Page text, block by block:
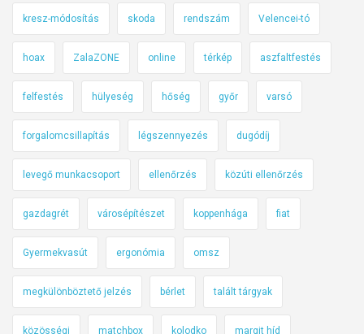
kresz-módosítás skoda rendszám Velencei-tó
hoax ZalaZONE online térkép aszfaltfestés
felfestés hülyeség hőség győr varsó
forgalomcsillapítás légszennyezés dugódíj
levegő munkacsoport ellenőrzés közúti ellenőrzés
gazdagrét városépítészet koppenhága fiat
Gyermekvasút ergonómia omsz
megkülönböztető jelzés bérlet talált tárgyak
közösségi matchbox kolodko margit híd